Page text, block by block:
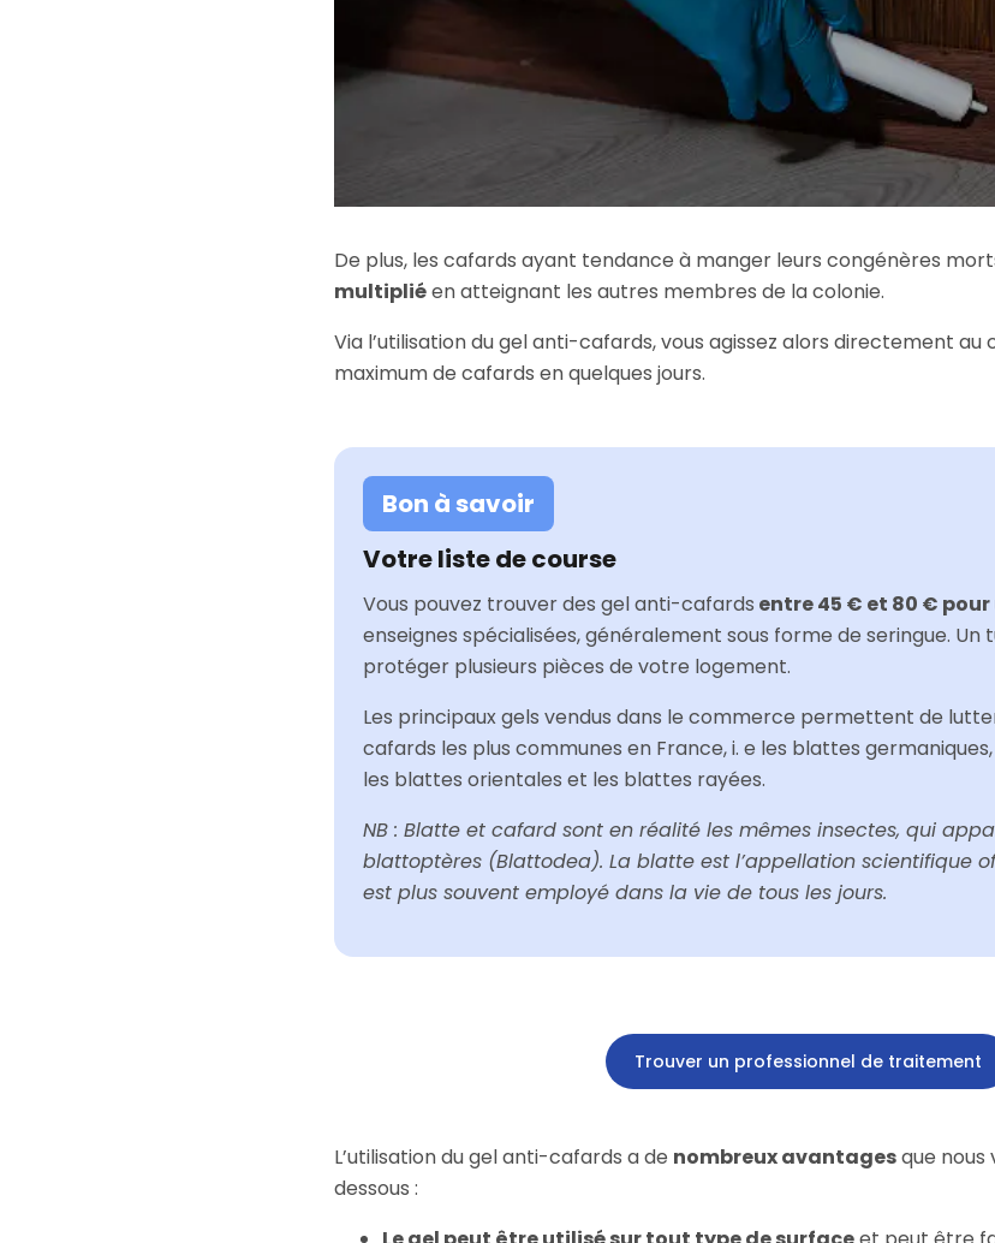
De plus, les cafards ayant tendance à manger leurs congénères
multipliéen atteignant les autres membres de la colonie.
Via l’utilisation du gel anti-cafards, vous agissez alors directement
maximum de cafards en quelques jours.
Bon à savoir
Votre liste de course
Vous pouvez trouver des gel anti-cafards entre 45 € et 80 € pour
enseignes spécialisées, généralement sous forme de seringue. Un
protéger plusieurs pièces de votre logement.
Les principaux gels vendus dans le commerce permettent de
cafards les plus communes en France, i. e les blattes
les blattes orientales et les blattes rayées.
NB : Blatte et cafard sont en réalité les mêmes insectes, qui
blattoptères (Blattodea). La blatte est l’appellation scientifique
est plus souvent employé dans la vie de tous les jours.
Trouver un professionnel de traitement
L’utilisation du gel anti-cafards a de nombreux avantagesque nous
dessous :